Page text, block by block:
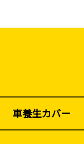
車養生カバー